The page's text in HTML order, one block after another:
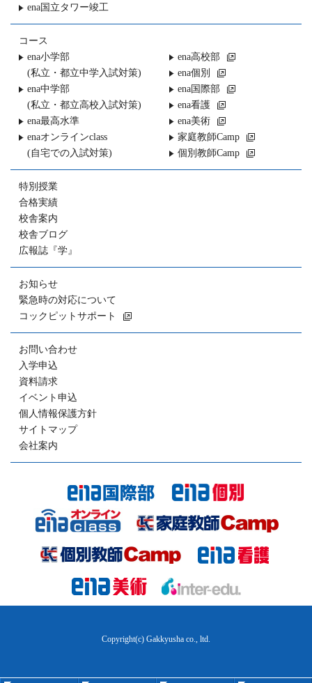
ena国立タワー竣工
コース
ena小学部
(私立・都立中学入試対策)
ena中学部
(私立・都立高校入試対策)
ena最高水準
enaオンラインclass
(自宅での入試対策)
ena高校部
ena個別
ena国際部
ena看護
ena美術
家庭教師Camp
個別教師Camp
特別授業
合格実績
校舎案内
校舎ブログ
広報誌『学』
お知らせ
緊急時の対応について
コックピットサポート
お問い合わせ
入学申込
資料請求
イベント申込
個人情報保護方針
サイトマップ
会社案内
Copyright(c) Gakkyusha co., ltd.